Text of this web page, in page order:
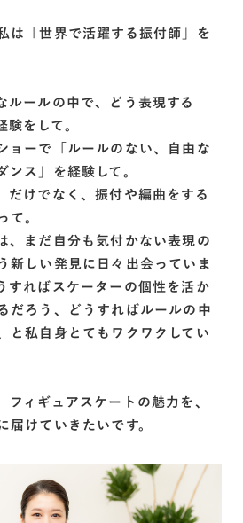
は「世界で活躍する振付師」を
ルールの中で、どう表現する
験をして。
ョーで「ルールのない、自由な
ンス」を経験して。
だけでなく、振付や編曲をする
て。
まだ自分も気付かない表現の
新しい発見に日々出会っていま
すればスケーターの個性を活か
だろう、どうすればルールの中
と私自身とてもワクワクしてい
フィギュアスケートの魅力を、
届けていきたいです。